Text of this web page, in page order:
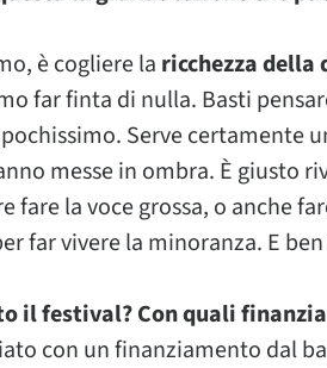
è cogliere la ricchezza della
far finta di nulla. Basti
Serve certamente
messe in ombra. È giusto
fare la voce grossa, o anche
far vivere la minoranza. E
il festival? Con quali
con un finanziamento dal